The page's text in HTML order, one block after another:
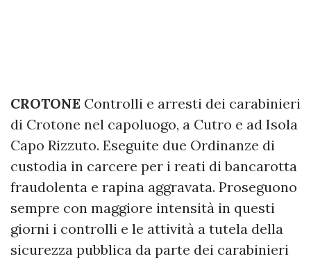
CROTONE Controlli e arresti dei carabinieri
di Crotone nel capoluogo, a Cutro e ad Isola
Capo Rizzuto. Eseguite due Ordinanze di
custodia in carcere per i reati di bancarotta
fraudolenta e rapina aggravata. Proseguono
sempre con maggiore intensità in questi
giorni i controlli e le attività a tutela della
sicurezza pubblica da parte dei carabinieri